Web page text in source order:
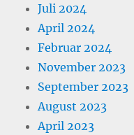
Juli 2024
April 2024
Februar 2024
November 2023
September 2023
August 2023
April 2023